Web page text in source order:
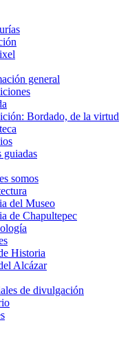
general
Bordado, de la virtud
guiadas
somos
del Museo
de Chapultepec
Historia
Alcázar
de divulgación